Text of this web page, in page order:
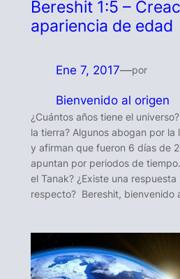
Bereshit 1:5 –
apariencia de edad
Ene 7, 2017—por
Bienvenido al origen
¿Cuántos años tiene el
la tierra? Algunos abogan por la
y afirman que fueron 6 días de
apuntan por periodos de
el Tanak? ¿Existe una
respecto? Bereshit, bienvenido